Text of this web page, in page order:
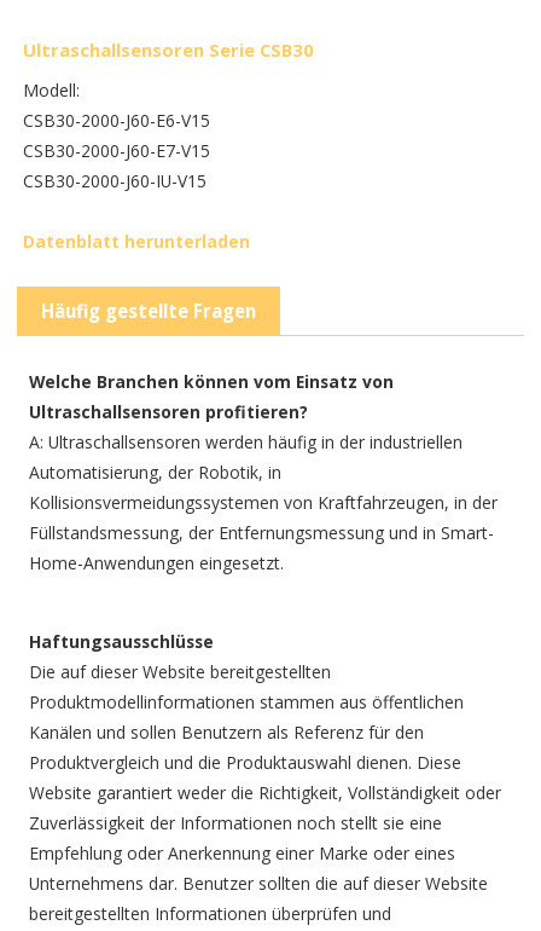
Ultraschallsensoren Serie CSB30
Modell:
CSB30-2000-J60-E6-V15
CSB30-2000-J60-E7-V15
CSB30-2000-J60-IU-V15
Datenblatt herunterladen
Häufig gestellte Fragen
Welche Branchen können vom Einsatz von
Ultraschallsensoren profitieren?
A: Ultraschallsensoren werden häufig in der industriellen
Automatisierung, der Robotik, in
Kollisionsvermeidungssystemen von Kraftfahrzeugen, in der
Füllstandsmessung, der Entfernungsmessung und in Smart-
Home-Anwendungen eingesetzt.
Haftungsausschlüsse
Die auf dieser Website bereitgestellten
Produktmodellinformationen stammen aus öffentlichen
Kanälen und sollen Benutzern als Referenz für den
Produktvergleich und die Produktauswahl dienen. Diese
Website garantiert weder die Richtigkeit, Vollständigkeit oder
Zuverlässigkeit der Informationen noch stellt sie eine
Empfehlung oder Anerkennung einer Marke oder eines
Unternehmens dar. Benutzer sollten die auf dieser Website
bereitgestellten Informationen überprüfen und